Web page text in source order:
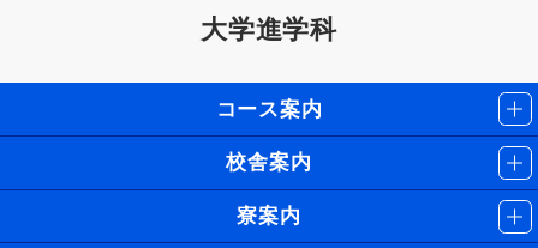
大学進学科
コース案内
校舎案内
寮案内